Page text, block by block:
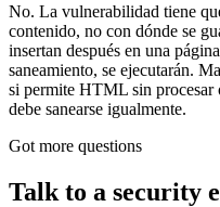
No. La vulnerabilidad tiene
contenido, no con dónde se
insertan después en una
saneamiento, se ejecutarán.
si permite HTML sin procesar
debe sanearse igualmente.
Got more questions
Talk to a security